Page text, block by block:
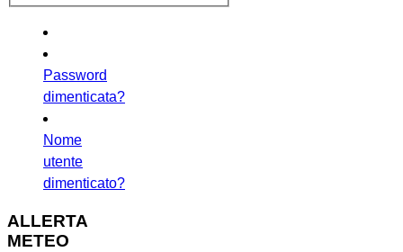
Password
dimenticata?
Nome
utente
dimenticato?
ALLERTA
METEO